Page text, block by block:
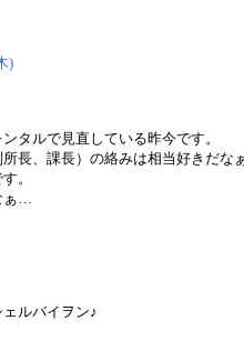
)
タルで見直している昨今です。
長、課長）の絡みは相当好きだな
。
ぁ…
ルバイヲン♪